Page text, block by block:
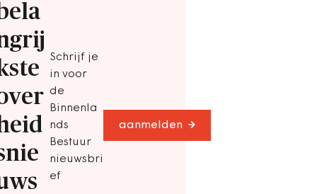
Schrijf je
in voor
de
Binnenla
nds
Bestuur
nieuwsbri
ef
aanmelden